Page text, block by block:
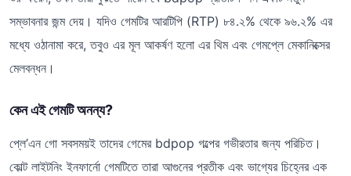
সম্ভাবনার জন্ম দেয়। যদিও গেমটির আরটিপি (RTP) ৮৪.২% থেকে ৯৬.২% এর
মধ্যে ওঠানামা করে, তবুও এর মূল আকর্ষণ হলো এর থিম এবং গেমপ্লে মেকানিক্সের
মেলবন্ধন।
কেন এই গেমটি অনন্য?
প্লে’এন গো সবসময়ই তাদের গেমের bdpop গল্পের গভীরতার জন্য পরিচিত।
কোল্ট লাইটনিং ইনফার্নো গেমটিতে তারা আগুনের প্রতীক এবং ভাগ্যের চিহ্নের এক